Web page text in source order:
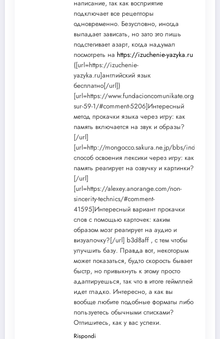
написание, так как восприятие
подключает все рецепторы
одновременно. Безусловно, иногда
выпадает зависать, но зато это лишь
подстегивает азарт, когда надумал
посмотреть на https://izuchenie-yazyka.ru
([url=https://izuchenie-
yazyka.ru]английский язык
бесплатно[/url])
[url=https://www.fundacioncomunikate.org.co/
sur-59-1/#comment-5206]Интересный
метод прокачки языка через игру: как
память включается на звук и образы?
[/url]
[url=http://mongocco.sakura.ne.jp/bbs/index.cgi/
способ освоения лексики через игру: как
память реагирует на озвучку и картинки?
[/url]
[url=https://alexey.anorange.com/non-
sincerity-technics/#comment-
41595]Интересный вариант прокачки
слов с помощью карточек: каким
образом мозг реагирует на аудио и
визуалочку?[/url] b3d8aff , с тем чтобы
улучшить базу. Правда вот, некоторым
может показаться, будто скорость бывает
быстр, но привыкнуть к этому просто
адаптируешься, так что в итоге геймплей
идет гладко. Интересно, а как вы
вообще любите подобные форматы либо
пользуетесь обычными списками?
Отпишитесь, как у вас успехи.
Rispondi